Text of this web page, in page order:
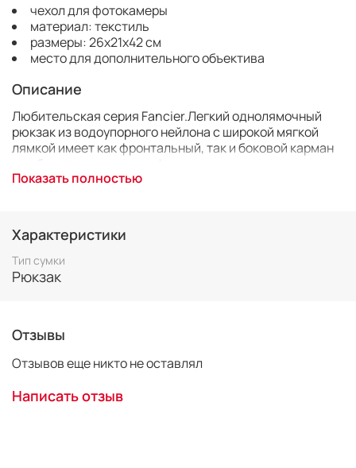
чехол для фотокамеры
материал: текстиль
размеры: 26х21х42 см
место для дополнительного объектива
Описание
Любительская серия Fancier.Легкий однолямочный
рюкзак из водоупорного нейлона с широкой мягкой
лямкой имеет как фронтальный, так и боковой карман
рюкзак. Вместимость -1 DSLR камера с объективом и
потайным входом (со стороны тела) для вещей,
документов.
Характеристики
Материал:
дополнительно 2-3 объектива и вспышка с
Варианты переноски:
Показать полностью
Характеристики
Тип сумки
Рюкзак
Отзывы
Отзывов еще никто не оставлял
Написать отзыв